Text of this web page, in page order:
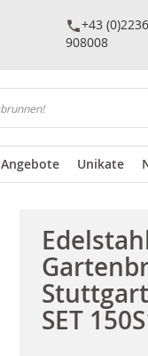
+43
908008
Angebote Unikate
SET